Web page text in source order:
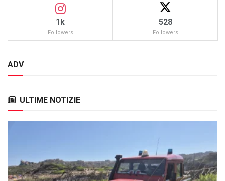
1k
Followers
528
Followers
ADV
ULTIME NOTIZIE